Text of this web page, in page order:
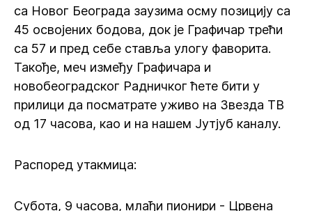
са Новог Београда заузима осму позицију са
45 освојених бодова, док је Графичар трећи
са 57 и пред себе ставља улогу фаворита.
Такође, меч између Графичара и
новобеоградског Радничког ћете бити у
прилици да посматрате уживо на Звезда ТВ
од 17 часова, као и на нашем Јутјуб каналу.
Распоред утакмица:
Субота, 9 часова, млађи пионири - Црвена